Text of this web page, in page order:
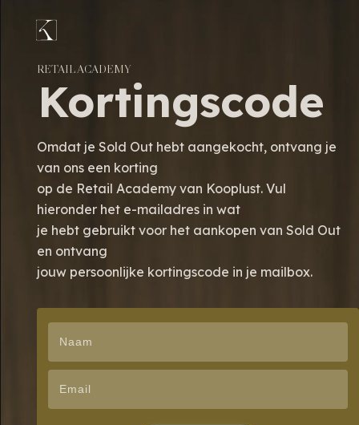
RETAIL ACADEMY
Kortingscode
Omdat je Sold Out hebt aangekocht, ontvang je
van ons een korting
op de Retail Academy van Kooplust. Vul
hieronder het e-mailadres in wat
je hebt gebruikt voor het aankopen van Sold Out
en ontvang
jouw persoonlijke kortingscode in je mailbox.